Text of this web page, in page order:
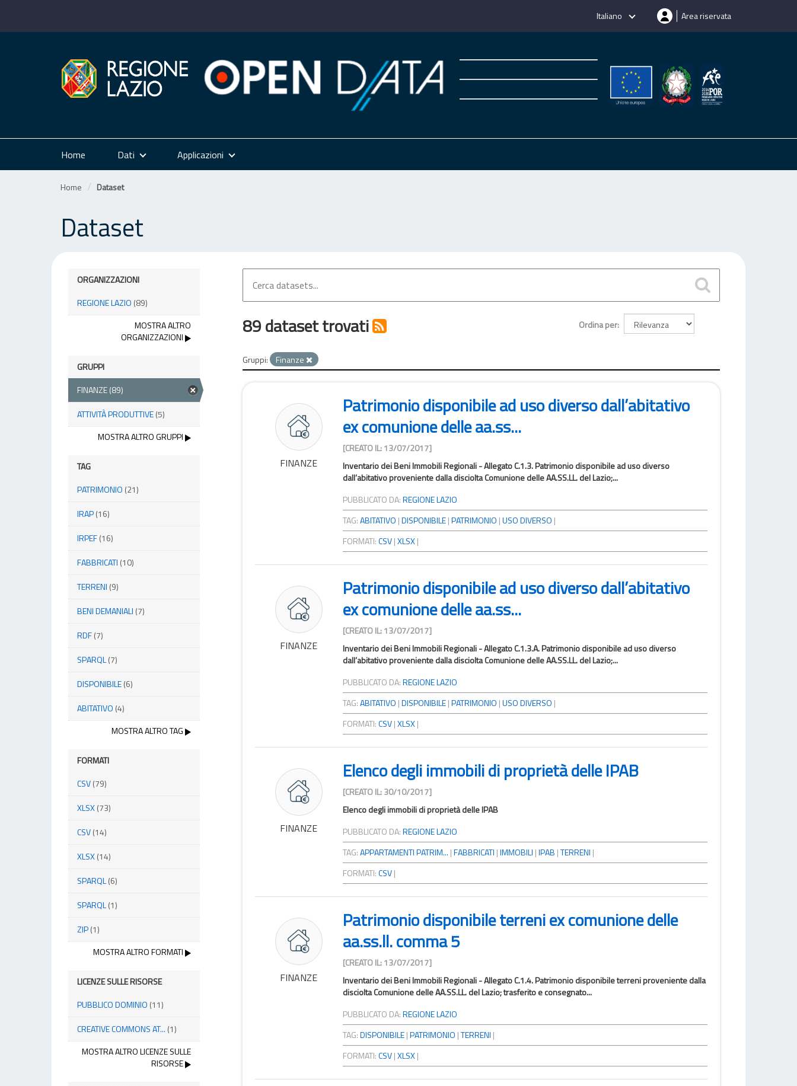
Italiano Area riservata
Home Dati Applicazioni
Home Dataset
Dataset
ORGANIZZAZIONI
REGIONE LAZIO (89)
MOSTRA ALTRO
ORGANIZZAZIONI
GRUPPI
FINANZE(89)
ATTIVITÀ PRODUTTIVE(5)
MOSTRA ALTRO GRUPPI
TAG
PATRIMONIO (21)
IRAP(16)
IRPEF(16)
FABBRICATI (10)
TERRENI (9)
BENI DEMANIALI (7)
RDF(7)
SPARQL(7)
DISPONIBILE(6)
ABITATIVO (4)
MOSTRA ALTRO TAG
FORMATI
CSV(79)
XLSX(73)
CSV(14)
XLSX(14)
SPARQL(6)
SPARQL(1)
ZIP(1)
MOSTRA ALTRO FORMATI
LICENZE SULLE RISORSE
PUBBLICO DOMINIO (11)
CREATIVE COMMONS AT... (1)
MOSTRA ALTRO LICENZE SULLE
RISORSE
Ordina per
89 dataset trovati
Gruppi: Finanze
FINANZE
Patrimonio disponibile ad uso diverso dall’abitativo
ex comunione delle aa.ss...
[CREATO IL: 13/07/2017]
Inventario dei Beni Immobili Regionali - Allegato C.1.3. Patrimonio disponibile ad uso diverso
dall’abitativo proveniente dalla disciolta Comunione delle AA.SS.LL. del Lazio;...
PUBBLICATO DA:REGIONE LAZIO
TAG:ABITATIVO |DISPONIBILE |PATRIMONIO |USO DIVERSO |
FORMATI:CSV |XLSX |
FINANZE
Patrimonio disponibile ad uso diverso dall’abitativo
ex comunione delle aa.ss...
[CREATO IL: 13/07/2017]
Inventario dei Beni Immobili Regionali - Allegato C.1.3.A. Patrimonio disponibile ad uso diverso
dall’abitativo proveniente dalla disciolta Comunione delle AA.SS.LL. del Lazio;...
PUBBLICATO DA:REGIONE LAZIO
TAG:ABITATIVO |DISPONIBILE |PATRIMONIO |USO DIVERSO |
FORMATI:CSV |XLSX |
FINANZE
Elenco degli immobili di proprietà delle IPAB
[CREATO IL: 30/10/2017]
Elenco degli immobili di proprietà delle IPAB
PUBBLICATO DA:REGIONE LAZIO
TAG:APPARTAMENTI PATRIM... |FABBRICATI |IMMOBILI |IPAB |TERRENI |
FORMATI:CSV |
FINANZE
Patrimonio disponibile terreni ex comunione delle
aa.ss.ll. comma 5
[CREATO IL: 13/07/2017]
Inventario dei Beni Immobili Regionali - Allegato C.1.4. Patrimonio disponibile terreni proveniente dalla
disciolta Comunione delle AA.SS.LL. del Lazio; trasferito e consegnato...
PUBBLICATO DA:REGIONE LAZIO
TAG:DISPONIBILE |PATRIMONIO |TERRENI |
FORMATI:CSV |XLSX |